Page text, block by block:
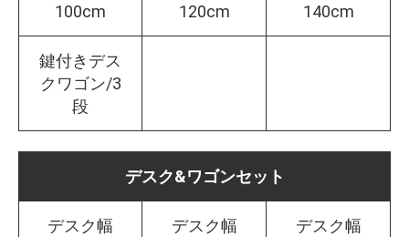
100cm
120cm
140cm
鍵付きデス
クワゴン/3
段
デスク&ワゴンセット
デスク幅
デスク幅
デスク幅